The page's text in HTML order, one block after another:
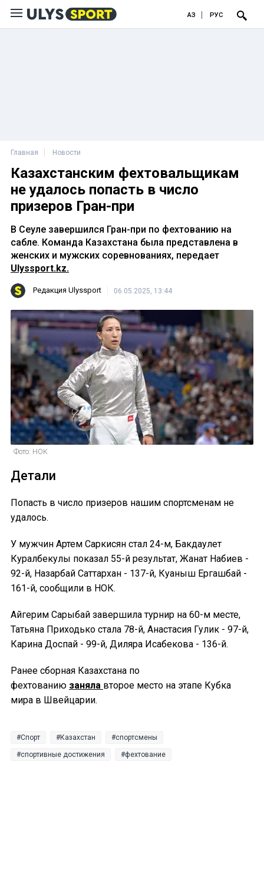
ҚАЗ РУС
Главная Новости
Казахстанским фехтовальщикам
не удалось попасть в число
призеров Гран-при
В Сеуле завершился Гран-при по фехтованию на
сабле. Команда Казахстана была представлена в
женских и мужских соревнованиях, передает
Ulyssport.kz.
Редакция Ulyssport 06.05.2025, 13:44
Фото: НОК
Детали
Попасть в число призеров нашим спортсменам не
удалось.
У мужчин Артем Саркисян стал 24-м, Бакдаулет
Куралбекулы показал 55-й результат, Жанат Набиев -
92-й, Назарбай Саттархан - 137-й, Куаныш Ергашбай -
161-й, сообщили в НОК.
Айгерим Сарыбай завершила турнир на 60-м месте,
Татьяна Приходько стала 78-й, Анастасия Гулик - 97-й,
Карина Доспай - 99-й, Диляра Исабекова - 136-й.
Ранее сборная Казахстана по
фехтованию заняла второе место на этапе Кубка
мира в Швейцарии.
Спорт Казахстан спортсмены
спортивные достижения фехтование